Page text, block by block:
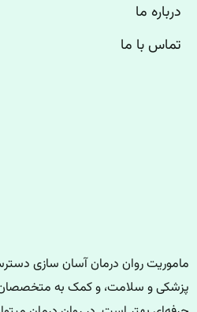
درباره ما
تماس با ما
ماموریت روان درمان آسان سازی
پزشکی و سلامت، و کمک به